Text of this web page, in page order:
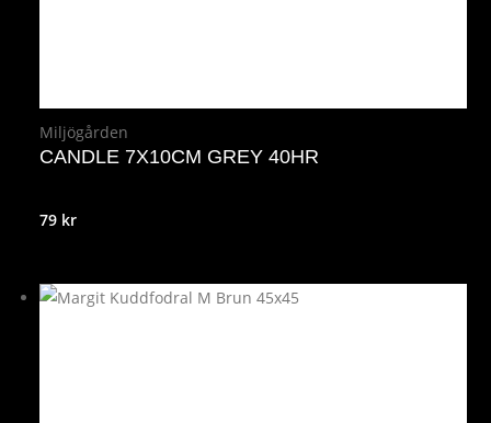
Miljögården
CANDLE 7X10CM GREY 40HR
79 kr